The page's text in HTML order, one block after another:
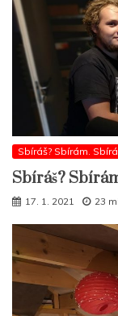
Sbíráš? Sbírám.
Sbíráš?
17. 1. 2021 23